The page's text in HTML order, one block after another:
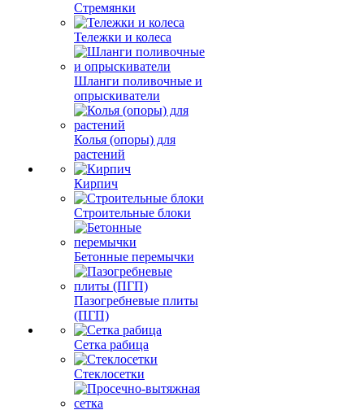
Стремянки
Тележки и колеса
Шланги поливочные и
опрыскиватели
Колья (опоры) для
растений
Кирпич
Строительные блоки
Бетонные перемычки
Пазогребневые плиты
(ПГП)
Сетка рабица
Стеклосетки